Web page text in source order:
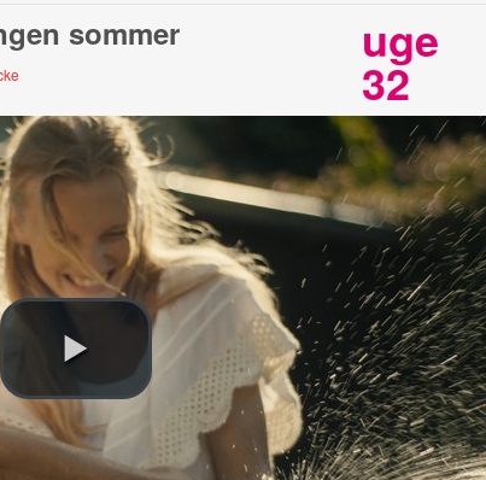
sommer uge
32